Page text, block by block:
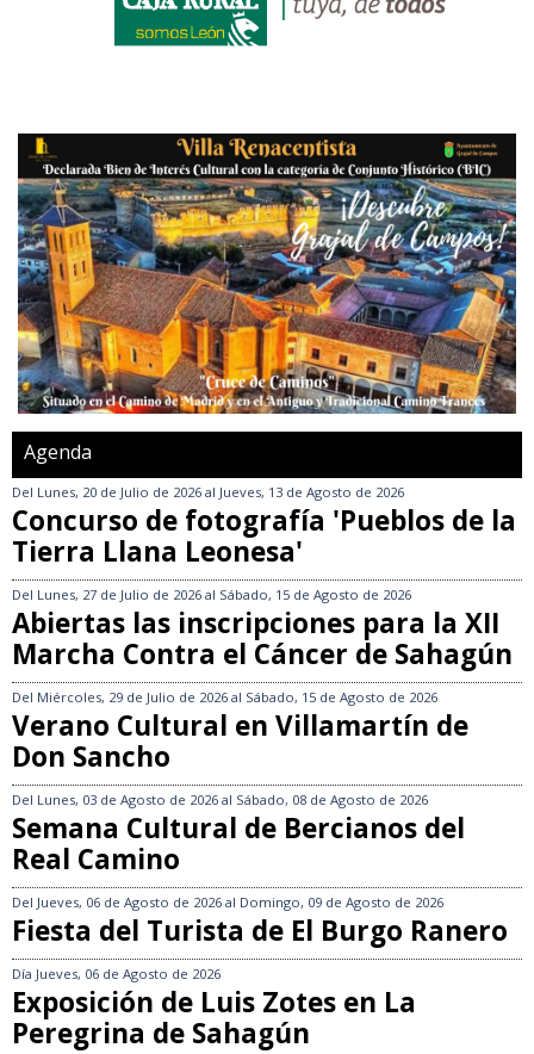
Agenda
Del Lunes, 20 de Julio de 2026 al Jueves, 13 de Agosto de 2026
Concurso de fotografía 'Pueblos de la
Tierra Llana Leonesa'
Del Lunes, 27 de Julio de 2026 al Sábado, 15 de Agosto de 2026
Abiertas las inscripciones para la XII
Marcha Contra el Cáncer de Sahagún
Del Miércoles, 29 de Julio de 2026 al Sábado, 15 de Agosto de 2026
Verano Cultural en Villamartín de
Don Sancho
Del Lunes, 03 de Agosto de 2026 al Sábado, 08 de Agosto de 2026
Semana Cultural de Bercianos del
Real Camino
Del Jueves, 06 de Agosto de 2026 al Domingo, 09 de Agosto de 2026
Fiesta del Turista de El Burgo Ranero
Día Jueves, 06 de Agosto de 2026
Exposición de Luis Zotes en La
Peregrina de Sahagún